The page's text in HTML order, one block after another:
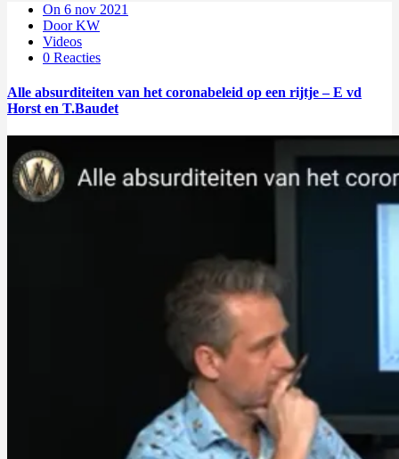
On 6 nov 2021
Door KW
Videos
0 Reacties
Alle absurditeiten van het coronabeleid op een rijtje – E vd
Horst en T.Baudet